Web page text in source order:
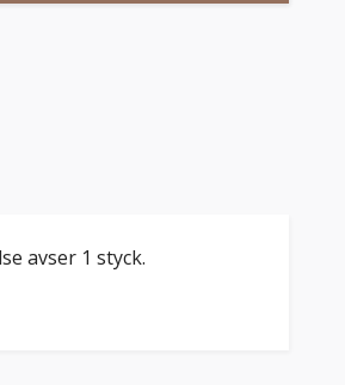
avser 1 styck.